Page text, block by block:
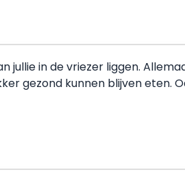
jullie in de vriezer liggen.
gezond kunnen blijven eten.